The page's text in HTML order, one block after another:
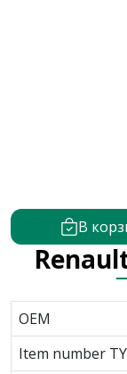
В
OEM
Item number